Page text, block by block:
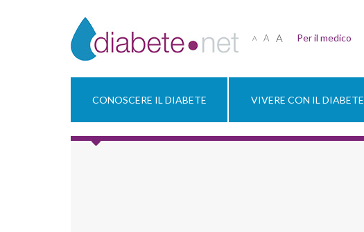
A A A Per il medico
CONOSCERE IL DIABETE VIVERE CON IL DIABETE